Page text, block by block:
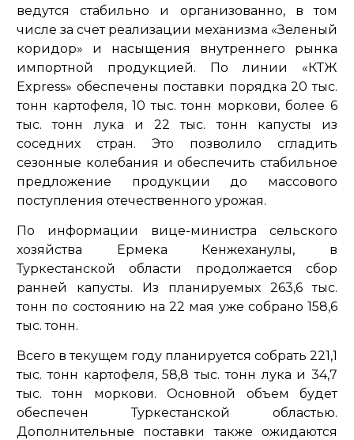
ведутся стабильно и организованно, в том
числе за счет реализации механизма «Зеленый
коридор» и насыщения внутреннего рынка
импортной продукцией. По линии «КТЖ
Express» обеспечены поставки порядка 20 тыс.
тонн картофеля, 10 тыс. тонн моркови, более 6
тыс. тонн лука и 22 тыс. тонн капусты из
соседних стран. Это позволило сгладить
сезонные колебания и обеспечить стабильное
предложение продукции до массового
поступления отечественного урожая.
По информации вице-министра сельского
хозяйства Ермека Кенжеханулы, в
Туркестанской области продолжается сбор
ранней капусты. Из планируемых 263,6 тыс.
тонн по состоянию на 22 мая уже собрано 158,6
тыс. тонн.
Всего в текущем году планируется собрать 221,1
тыс. тонн картофеля, 58,8 тыс. тонн лука и 34,7
тыс. тонн моркови. Основной объем будет
обеспечен Туркестанской областью.
Дополнительные поставки также ожидаются